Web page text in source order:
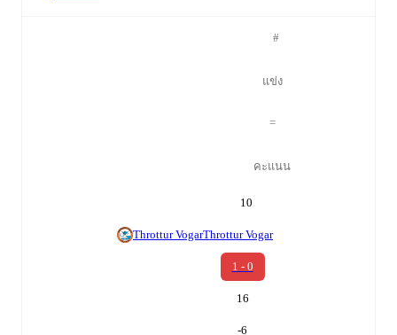
#
แข่ง
=
คะแนน
10
Throttur VogarThrottur Vogar
1 - 0
16
-6